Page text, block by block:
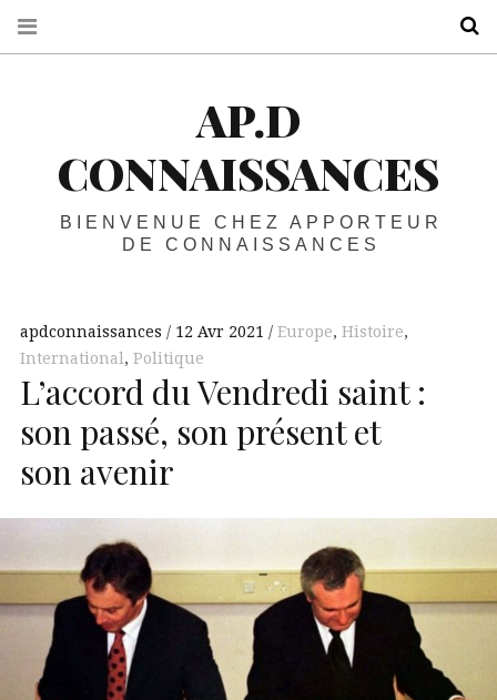
AP.D
CONNAISSANCES
BIENVENUE CHEZ APPORTEUR
DE CONNAISSANCES
apdconnaissances 12 Avr 2021 Europe, Histoire,
International , Politique
L’accord du Vendredi saint :
son passé, son présent et
son avenir